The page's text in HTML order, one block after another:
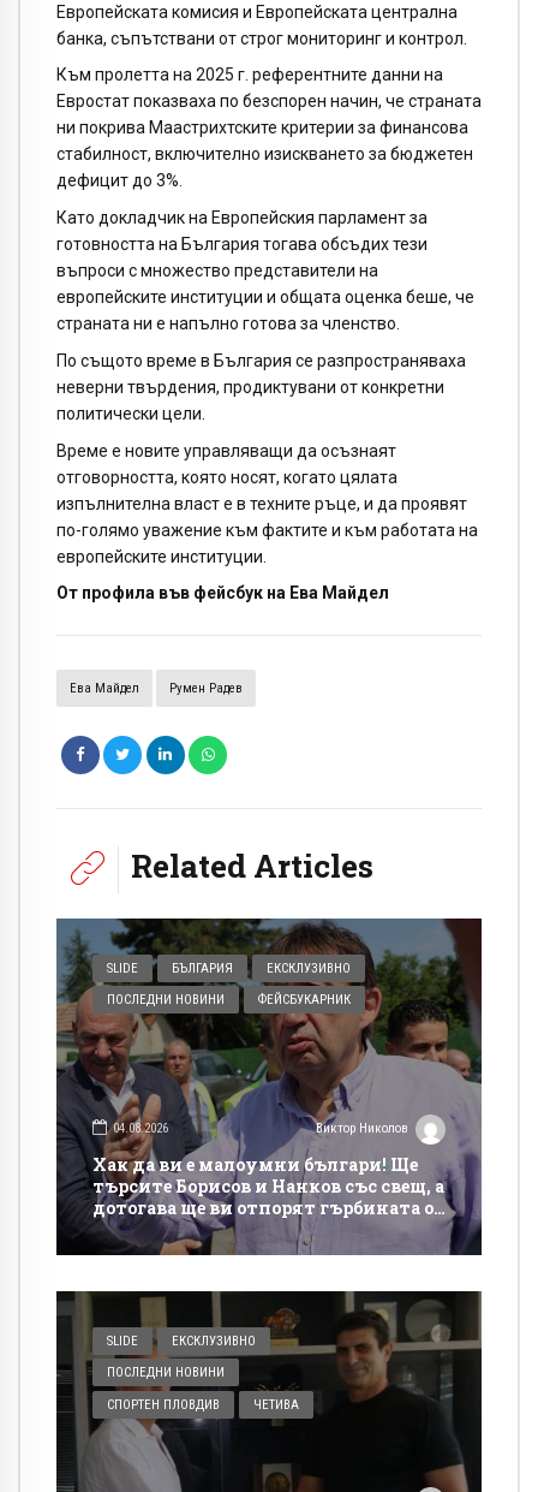
Европейската комисия и Европейската централна
банка, съпътствани от строг мониторинг и контрол.
Към пролетта на 2025 г. референтните данни на
Евростат показваха по безспорен начин, че страната
ни покрива Маастрихтските критерии за финансова
стабилност, включително изискването за бюджетен
дефицит до 3%.
Като докладчик на Европейския парламент за
готовността на България тогава обсъдих тези
въпроси с множество представители на
европейските институции и общата оценка беше, че
страната ни е напълно готова за членство.
По същото време в България се разпространяваха
неверни твърдения, продиктувани от конкретни
политически цели.
Време е новите управляващи да осъзнаят
отговорността, която носят, когато цялата
изпълнителна власт е в техните ръце, и да проявят
по-голямо уважение към фактите и към работата на
европейските институции.
От профила във фейсбук на Ева Майдел
Ева Майдел Румен Радев
Related Articles
SLIDE БЪЛГАРИЯ ЕКСКЛУЗИВНО
ПОСЛЕДНИ НОВИНИ ФЕЙСБУКАРНИК
04.08.2026 Виктор Николов
Хак да ви е малоумни българи! Ще
търсите Борисов и Нанков със свещ, а
дотогава ще ви отпорят гърбината от
такси на магистралите
SLIDE ЕКСКЛУЗИВНО
ПОСЛЕДНИ НОВИНИ
СПОРТЕН ПЛОВДИВ ЧЕТИВА